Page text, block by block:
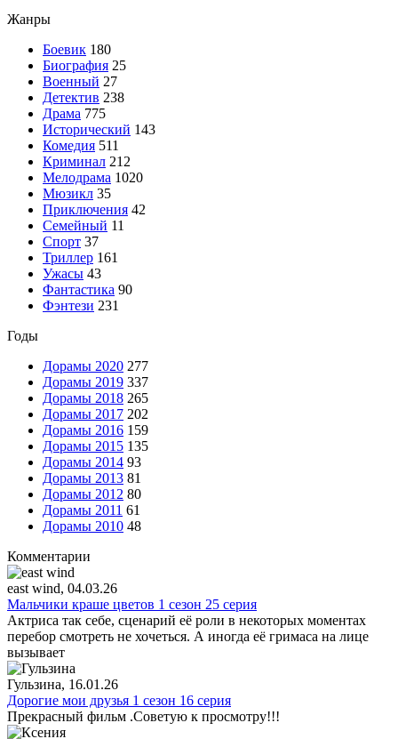
Жанры
Боевик 180
Биография 25
Военный 27
Детектив 238
Драма 775
Исторический 143
Комедия 511
Криминал 212
Мелодрама 1020
Мюзикл 35
Приключения 42
Семейный 11
Спорт 37
Триллер 161
Ужасы 43
Фантастика 90
Фэнтези 231
Годы
Дорамы 2020 277
Дорамы 2019 337
Дорамы 2018 265
Дорамы 2017 202
Дорамы 2016 159
Дорамы 2015 135
Дорамы 2014 93
Дорамы 2013 81
Дорамы 2012 80
Дорамы 2011 61
Дорамы 2010 48
Комментарии
east wind, 04.03.26
Мальчики краше цветов 1 сезон 25 серия
Актриса так себе, сценарий её роли в некоторых моментах
перебор смотреть не хочеться. А иногда её гримаса на лице
вызывает
Гульзина, 16.01.26
Дорогие мои друзья 1 сезон 16 серия
Прекрасный фильм .Советую к просмотру!!!